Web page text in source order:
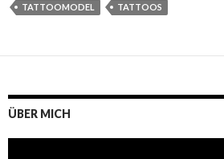
TATTOOMODEL TATTOOS
ÜBER MICH